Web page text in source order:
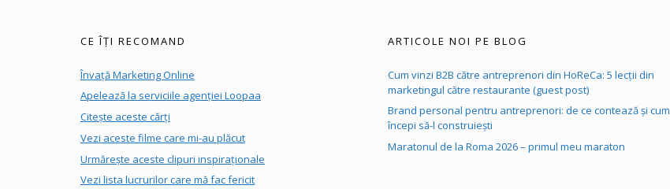
CE ÎȚI RECOMAND
Învață Marketing Online
Apelează la serviciile agenției Loopaa
Citește aceste cărți
Vezi aceste filme care mi-au plăcut
Urmărește aceste clipuri inspiraționale
Vezi lista lucrurilor care mă fac fericit
ARTICOLE NOI PE BLOG
Cum vinzi B2B către antreprenori din HoReCa: 5 lecții din
marketingul către restaurante (guest post)
Brand personal pentru antreprenori: de ce contează și cum
începi să-l construiești
Maratonul de la Roma 2026 – primul meu maraton